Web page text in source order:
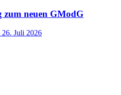
zum neuen GModG
26. Juli 2026